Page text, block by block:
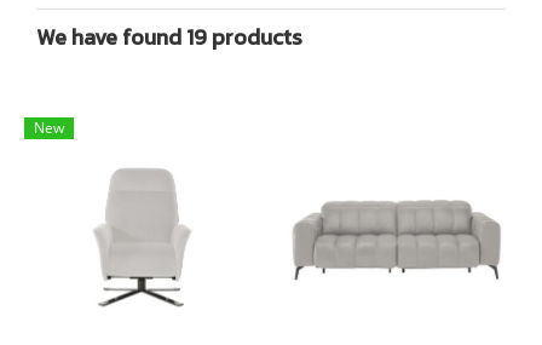
We have found 19 products
New